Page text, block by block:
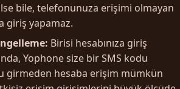
bile, telefonunuza erişimi olmayan
giriş yapamaz.
Birisi hesabınıza giriş
Yophone size bir SMS kodu
girmeden hesaba erişim mümkün